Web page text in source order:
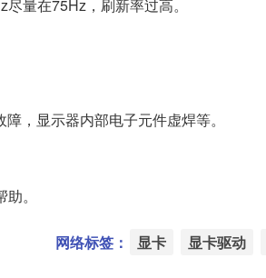
量在75Hz，刷新率过高。
，显示器内部电子元件虚焊等。
。
网络标签： 显卡 显卡驱动